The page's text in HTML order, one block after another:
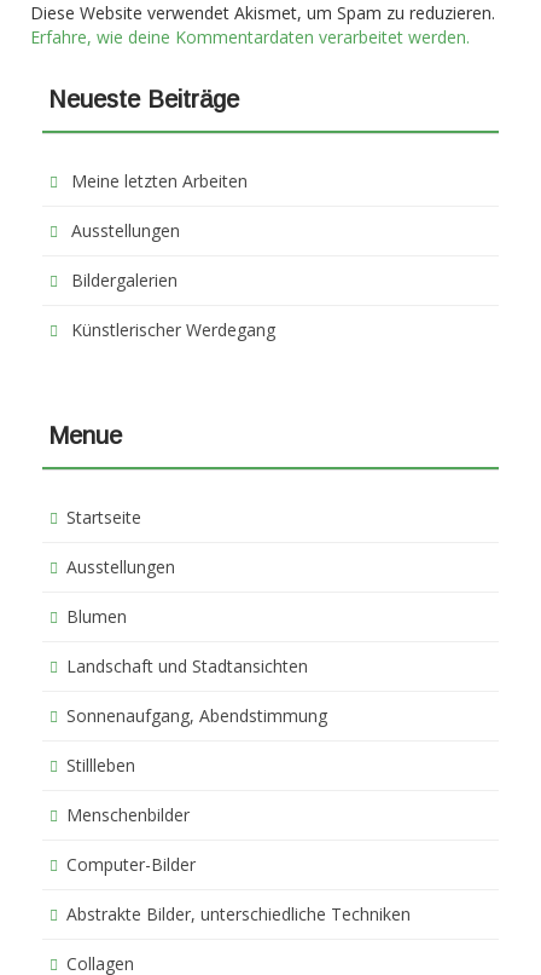
Diese Website verwendet Akismet, um Spam zu reduzieren.
Erfahre, wie deine Kommentardaten verarbeitet werden.
Neueste Beiträge
Meine letzten Arbeiten
Ausstellungen
Bildergalerien
Künstlerischer Werdegang
Menue
Startseite
Ausstellungen
Blumen
Landschaft und Stadtansichten
Sonnenaufgang, Abendstimmung
Stillleben
Menschenbilder
Computer-Bilder
Abstrakte Bilder, unterschiedliche Techniken
Collagen